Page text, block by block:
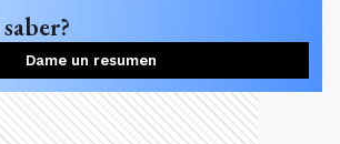
Dame un resumen